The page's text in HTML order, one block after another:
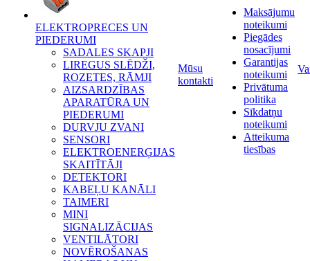
ELEKTROPRECES UN
PIEDERUMI
SADALES SKAPJI
LIREGUS SLĒDŽI,
ROZETES, RĀMJI
AIZSARDZĪBAS
APARATŪRA UN
PIEDERUMI
DURVJU ZVANI
SENSORI
ELEKTROENERĢIJAS
SKAITĪTĀJI
DETEKTORI
KABEĻU KANĀLI
TAIMERI
MINI
SIGNALIZĀCIJAS
VENTILĀTORI
NOVĒROŠANAS
Mūsu
kontakti
Maksājumu
noteikumi
Piegādes
nosacījumi
Garantijas
noteikumi
Privātuma
politika
Sīkdatņu
noteikumi
Atteikuma
tiesības